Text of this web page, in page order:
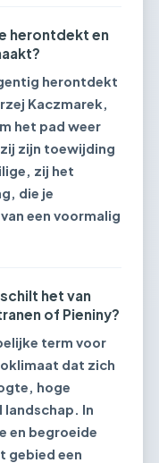
herontdekt en
herontdekt
Kaczmarek,
het pad weer
zijn toewijding
zij het
die je
een voormalig
het van
of Pieniny?
term voor
dat zich
hoge
landschap. In
en begroeide
gebied een